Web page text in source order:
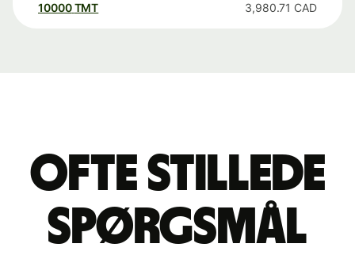
10000 TMT 3,980.71 CAD
Ofte stillede
spørgsmål